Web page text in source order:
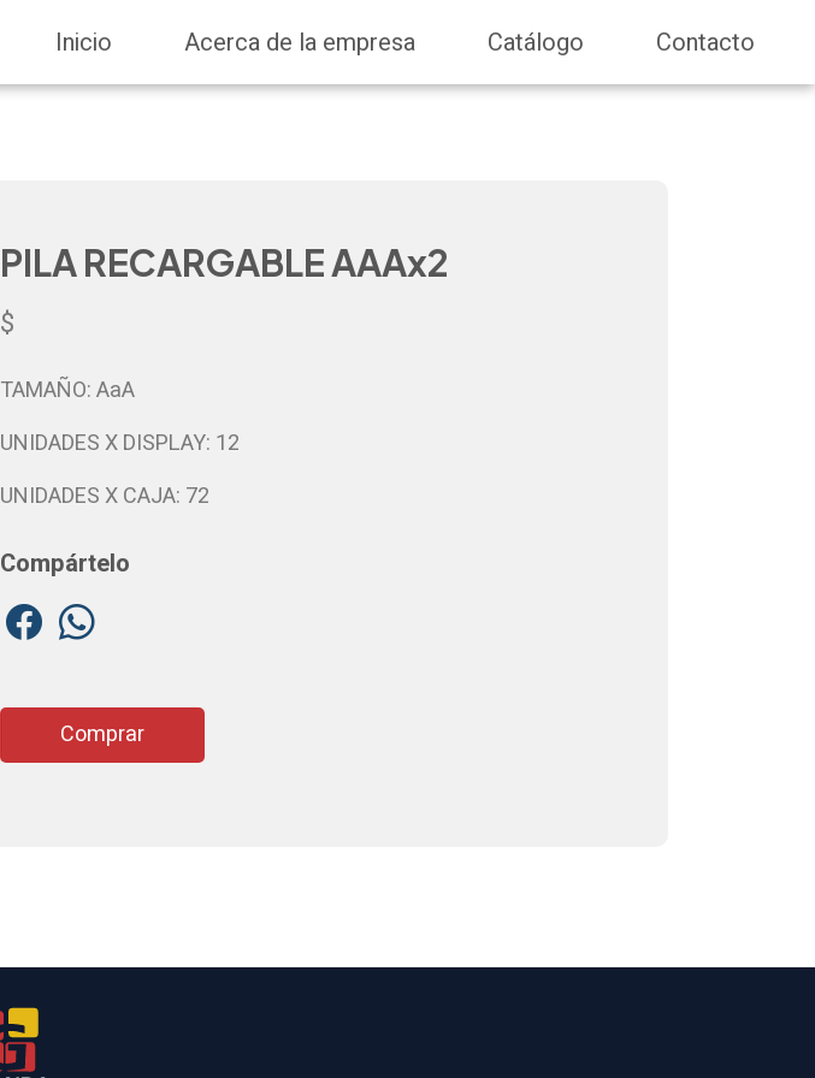
Inicio Acerca de la empresa Catálogo Contacto
PILA RECARGABLE AAAx2
$
TAMAÑO: AaA
UNIDADES X DISPLAY: 12
UNIDADES X CAJA: 72
Compártelo
Comprar